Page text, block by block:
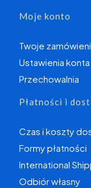
Moje konto
Twoje
Ustawienia konta
Przechowalnia
Płatności i
Czas i koszty
Formy płatności
International
Odbiór własny